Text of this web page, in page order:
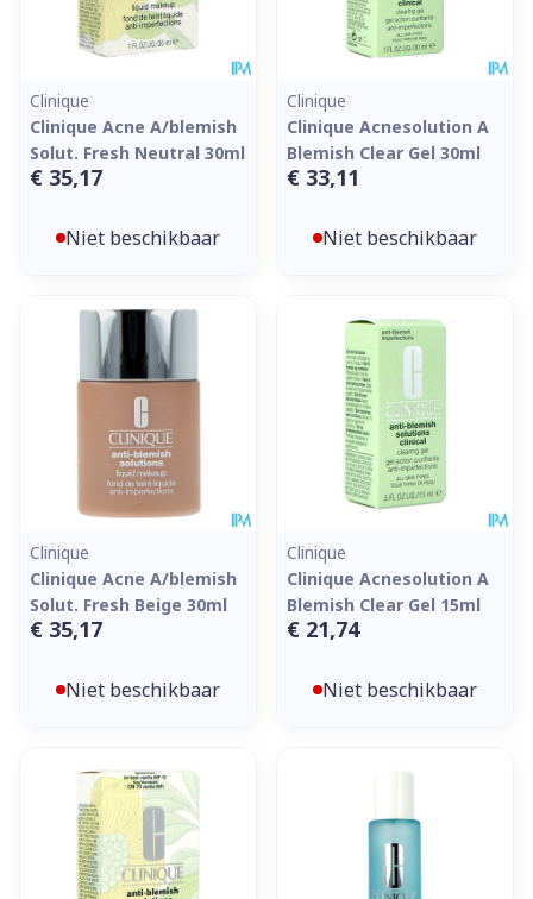
Clinique
Clinique Acne A/blemish
Solut. Fresh Neutral 30ml
€ 35,17
Niet beschikbaar
Clinique
Clinique Acnesolution A
Blemish Clear Gel 30ml
€ 33,11
Niet beschikbaar
Clinique
Clinique Acne A/blemish
Solut. Fresh Beige 30ml
€ 35,17
Niet beschikbaar
Clinique
Clinique Acnesolution A
Blemish Clear Gel 15ml
€ 21,74
Niet beschikbaar